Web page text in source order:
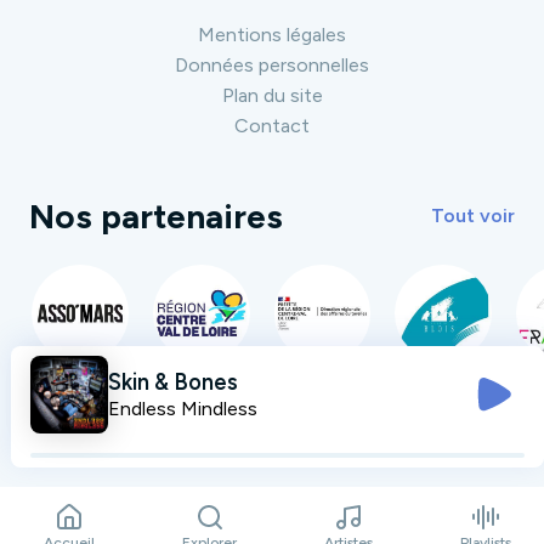
Mentions légales
Données personnelles
Plan du site
Contact
Nos partenaires Tout voir
Skin & Bones
Endless Mindless